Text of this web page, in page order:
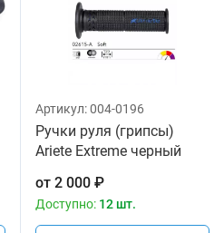
Артикул:004-0196
Ручки руля (грипсы)
Ariete Extreme черный
от 2 000 ₽
Доступно: 12 шт.